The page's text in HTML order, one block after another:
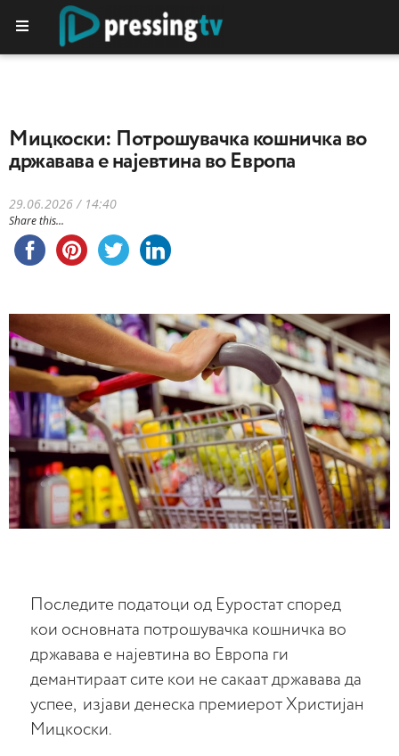
Мицкоски: Потрошувачка кошничка во
државава е најевтина во Европа
29.06.2026 / 14:40
Share this...
Последите податоци од Еуростат според
кои основната потрошувачка кошничка во
државава е најевтина во Европа ги
демантираат сите кои не сакаат државава да
успее, изјави денеска премиерот Христијан
Мицкоски.